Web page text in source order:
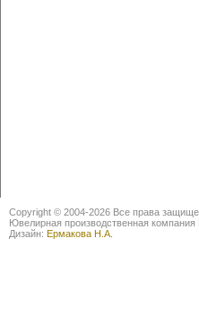
Copyright © 2004-2026 Все права
Ювелирная производственная компания
Дизайн: Ермакова Н.А.